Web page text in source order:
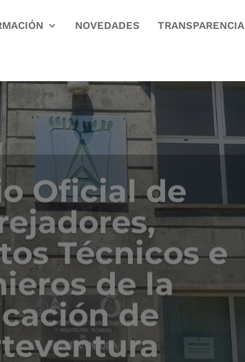
NOVEDADES TRANSPARENCIA
Oficial de
Técnicos e
de la
de